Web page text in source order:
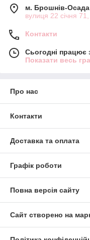
м. Брошнів-Осада
вулиця 22 січня
Контакти
Сьогодні працює
Показати весь
Про нас
Контакти
Доставка та оплата
Графік роботи
Повна версія сайту
Сайт створено на